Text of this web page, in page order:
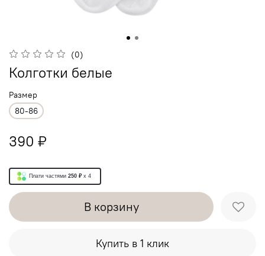
(0)
Колготки белые
Размер
80-86
390 ₽
Плати частями 250 ₽ x 4
В корзину
Купить в 1 клик